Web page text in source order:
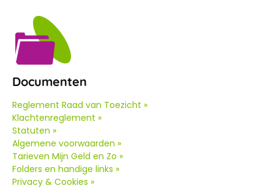
Documenten
Reglement Raad van Toezicht »
Klachtenreglement »
Statuten »
Algemene voorwaarden »
Tarieven Mijn Geld en Zo »
Folders en handige links »
Privacy & Cookies »